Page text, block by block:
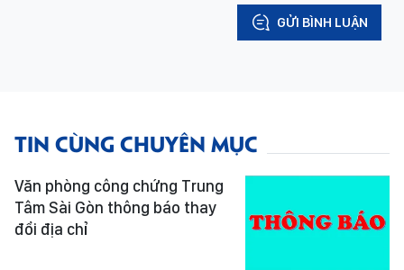
GỬI BÌNH LUẬN
TIN CÙNG CHUYÊN MỤC
Văn phòng công chứng Trung
Tâm Sài Gòn thông báo thay
đổi địa chỉ